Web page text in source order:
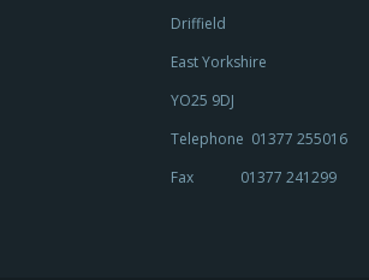
Driffield
East Yorkshire
YO25 9DJ
Telephone 01377 255016
Fax 01377 241299